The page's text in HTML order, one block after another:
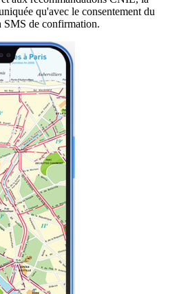
qu'avec le consentement du
SMS de confirmation.